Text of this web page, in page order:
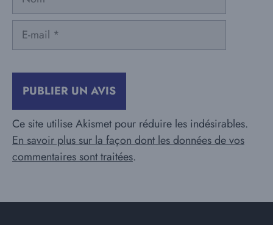
mail
Ce site utilise Akismet pour réduire les indésirables.
En savoir plus sur la façon dont les données de vos
commentaires sont traitées.